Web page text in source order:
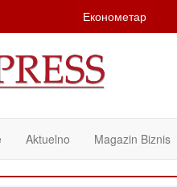
Економетар
Aktuelno Magazin Biznis